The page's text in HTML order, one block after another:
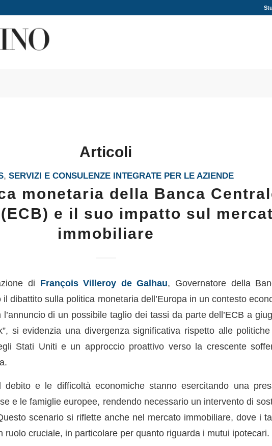
Articoli
, SERVIZI E CONSULENZE INTEGRATE PER LE AZIENDE
monetaria della Banca
e il suo impatto sul
immobiliare
di François Villeroy de Galhau, Governatore della
dibattito sulla politica monetaria dell’Europa in un contesto
di un possibile taglio dei tassi da parte dell’ECB a
si evidenzia una divergenza significativa rispetto alle
Stati Uniti e un approccio proattivo verso la crescente
e le difficoltà economiche stanno esercitando una
e le famiglie europee, rendendo necessario un intervento di
scenario si riflette anche nel mercato immobiliare, dove i
ruolo cruciale, in particolare per quanto riguarda i mutui ipotecari.